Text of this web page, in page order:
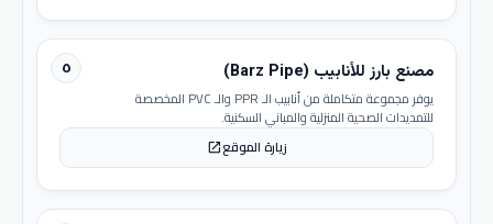
٥ مصنع بارز للأنابيب (Barz Pipe)
يوفر مجموعة متكاملة من أنابيب الـ PPR والـ PVC المخصصة
للتمديدات الصحية المنزلية والمباني السكنية.
زيارة الموقعopen_in_new